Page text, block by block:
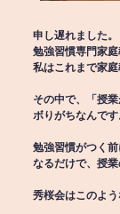
申し遅れました。
勉強習慣専門家庭
私はこれまで家
その中で、「授
ボりがちなんで
勉強習慣がつく
なるだけで、授業
秀桜会はこのよ